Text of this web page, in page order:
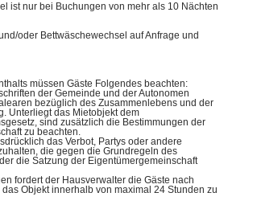
ist nur bei Buchungen von mehr als 10 Nächten
oder Bettwäschewechsel auf Anfrage und
müssen Gäste Folgendes beachten:
der Gemeinde und der Autonomen
bezüglich des Zusammenlebens und der
Unterliegt das Mietobjekt dem
sind zusätzlich die Bestimmungen der
zu beachten.
das Verbot, Partys oder andere
die gegen die Grundregeln des
die Satzung der Eigentümergemeinschaft
fordert der Hausverwalter die Gäste nach
Objekt innerhalb von maximal 24 Stunden zu